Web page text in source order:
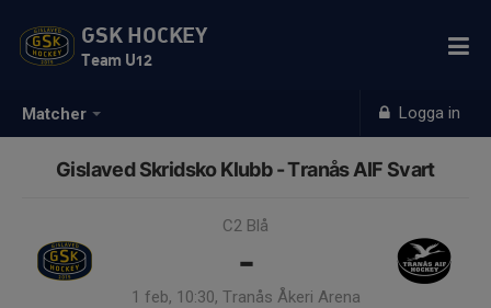
Matcher Logga in
GSK HOCKEY
Team U12
Gislaved Skridsko Klubb - Tranås AIF Svart
C2 Blå
-
1 feb, 10:30, Tranås Åkeri Arena